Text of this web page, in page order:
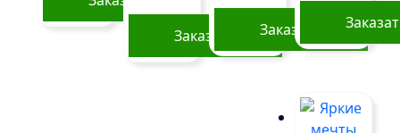
Заказать Заказать